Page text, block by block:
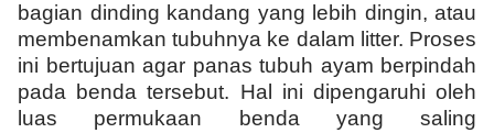
bagian dinding kandang yang lebih dingin, atau
membenamkan tubuhnya ke dalam litter. Proses
ini bertujuan agar panas tubuh ayam berpindah
pada benda tersebut. Hal ini dipengaruhi oleh
luas permukaan benda yang saling